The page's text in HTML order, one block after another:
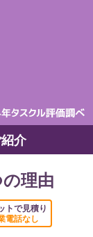
介
理由
トで見積り
電話なし